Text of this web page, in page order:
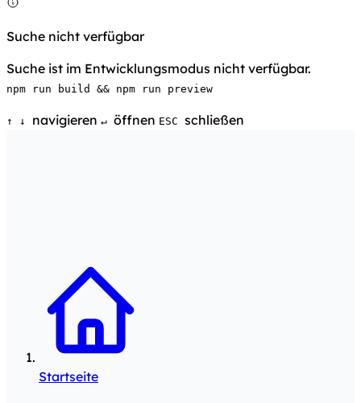
Suche nicht verfügbar
Suche ist im Entwicklungsmodus nicht verfügbar.
npm run build && npm run preview
↑ ↓ navigieren ↵ öffnen ESC schließen
Startseite